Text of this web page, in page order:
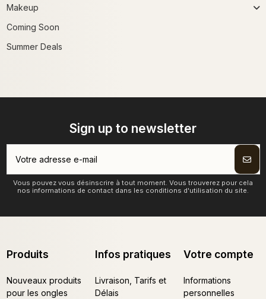
Makeup
Coming Soon
Summer Deals
Sign up to newsletter
Vous pouvez vous désinscrire à tout moment. Vous trouverez pour cela
nos informations de contact dans les conditions d'utilisation du site.
Produits
Nouveaux produits
pour les ongles
Infos pratiques
Livraison, Tarifs et
Délais
Votre compte
Informations
personnelles